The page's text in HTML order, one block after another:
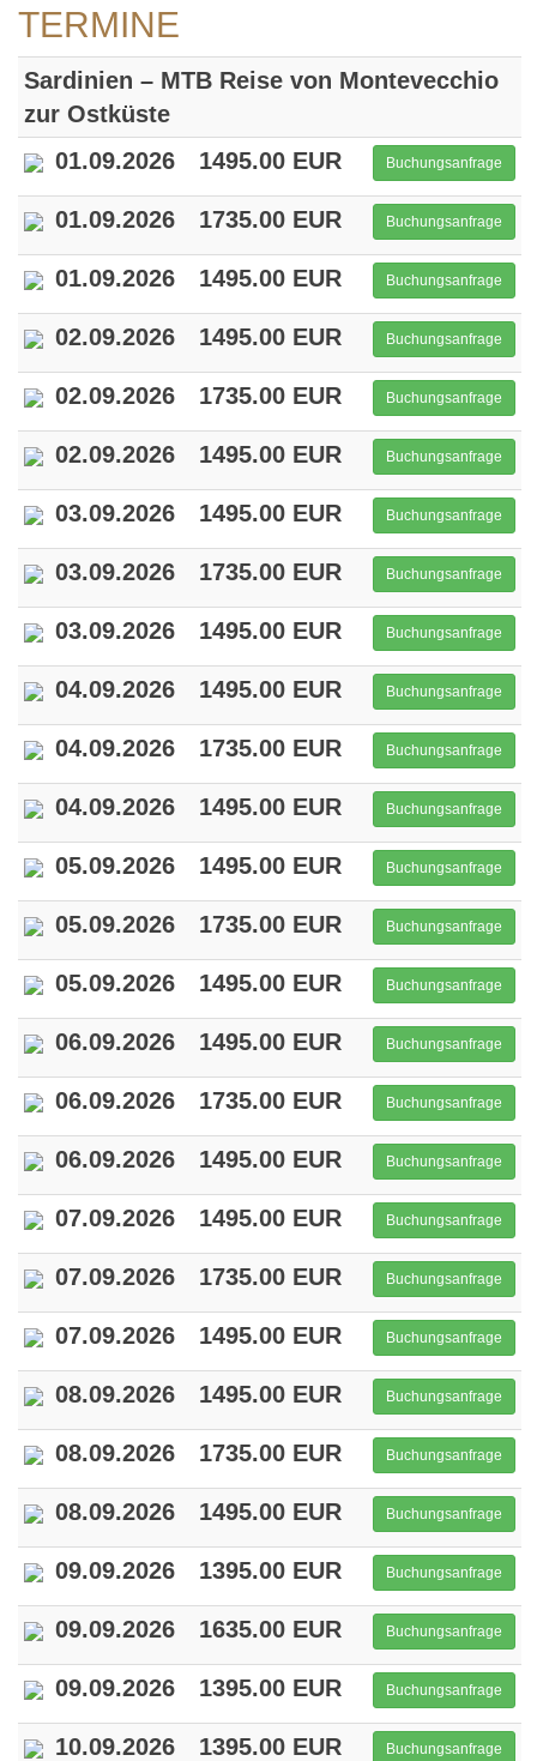
TERMINE
Sardinien – MTB Reise von Montevecchio
zur Ostküste
01.09.2026
1495.00 EUR Buchungsanfrage
01.09.2026 1735.00 EUR Buchungsanfrage
01.09.2026 1495.00 EUR Buchungsanfrage
02.09.2026 1495.00 EUR Buchungsanfrage
02.09.2026 1735.00 EUR Buchungsanfrage
02.09.2026 1495.00 EUR Buchungsanfrage
03.09.2026 1495.00 EUR Buchungsanfrage
03.09.2026 1735.00 EUR Buchungsanfrage
03.09.2026 1495.00 EUR Buchungsanfrage
04.09.2026 1495.00 EUR Buchungsanfrage
04.09.2026 1735.00 EUR Buchungsanfrage
04.09.2026 1495.00 EUR Buchungsanfrage
05.09.2026 1495.00 EUR Buchungsanfrage
05.09.2026 1735.00 EUR Buchungsanfrage
05.09.2026 1495.00 EUR Buchungsanfrage
06.09.2026 1495.00 EUR Buchungsanfrage
06.09.2026 1735.00 EUR Buchungsanfrage
06.09.2026 1495.00 EUR Buchungsanfrage
07.09.2026 1495.00 EUR Buchungsanfrage
07.09.2026 1735.00 EUR Buchungsanfrage
07.09.2026 1495.00 EUR Buchungsanfrage
08.09.2026 1495.00 EUR Buchungsanfrage
08.09.2026 1735.00 EUR Buchungsanfrage
08.09.2026 1495.00 EUR Buchungsanfrage
09.09.2026 1395.00 EUR Buchungsanfrage
09.09.2026 1635.00 EUR Buchungsanfrage
09.09.2026 1395.00 EUR Buchungsanfrage
10.09.2026 1395.00 EUR Buchungsanfrage